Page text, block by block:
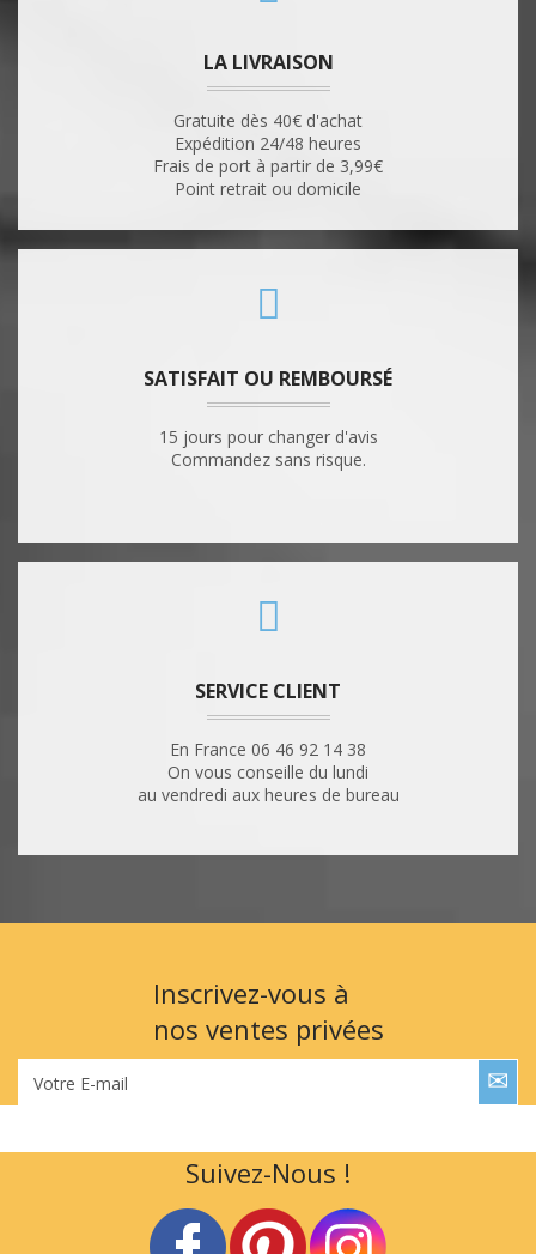
LA LIVRAISON
Gratuite dès 40€ d'achat
Expédition 24/48 heures
Frais de port à partir de 3,99€
Point retrait ou domicile
SATISFAIT OU REMBOURSÉ
15 jours pour changer d'avis
Commandez sans risque.
SERVICE CLIENT
En France 06 46 92 14 38
On vous conseille du lundi
au vendredi aux heures de bureau
Inscrivez-vous à
nos ventes privées
Votre E-mail
Suivez-Nous !